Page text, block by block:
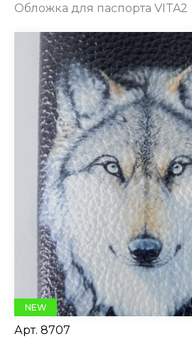
Обложка для паспорта VITA2
NEW
Арт. 8707